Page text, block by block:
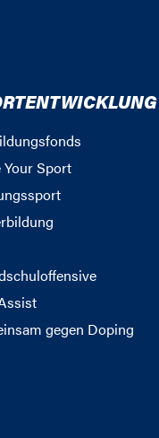
Your Sport
gegen Doping